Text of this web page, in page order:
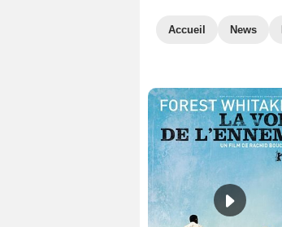
Accueil News